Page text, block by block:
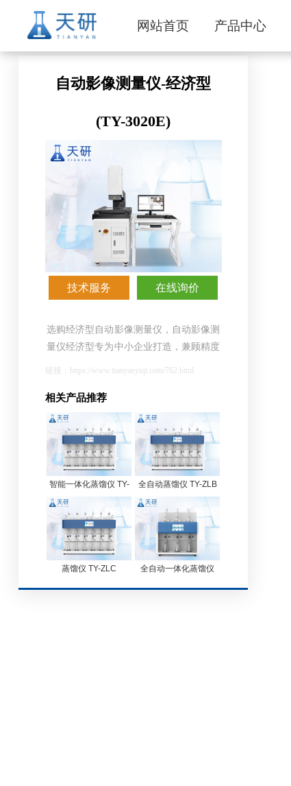
网站首页 产品中心
自动影像测量仪-经济型
(TY-3020E)
技术服务 在线询价
选购经济型自动影像测量仪，自动影像测
量仪经济型专为中小企业打造，兼顾精度
链接：https://www.tianyanyiqi.com/762.html
相关产品推荐
智能一体化蒸馏仪 TY-
全自动蒸馏仪 TY-ZLB
蒸馏仪 TY-ZLC
全自动一体化蒸馏仪